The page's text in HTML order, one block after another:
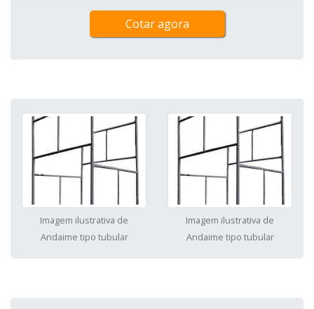
Cotar agora
Imagem ilustrativa de
Andaime tipo tubular
Imagem ilustrativa de
Andaime tipo tubular